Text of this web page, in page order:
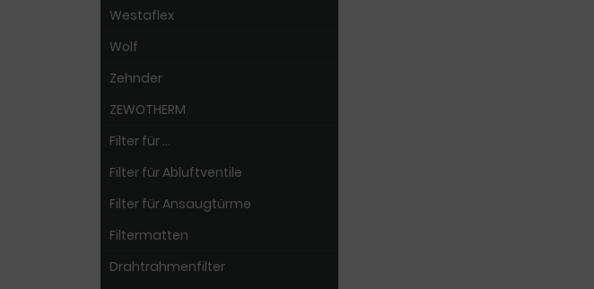
Westaflex
Wolf
Zehnder
ZEWOTHERM
Filter für ...
Filter für Abluftventile
Filter für Ansaugtürme
Filtermatten
Drahtrahmenfilter